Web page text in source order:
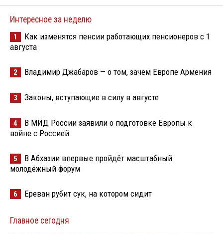
Интересное за неделю
1
Как изменятся пенсии работающих пенсионеров с 1
августа
2 Владимир Джабаров — о том, зачем Европе Армения
3 Законы, вступающие в силу в августе
4
В МИД России заявили о подготовке Европы к
войне с Россией
5
В Абхазии впервые пройдёт масштабный
молодёжный форум
6 Ереван рубит сук, на котором сидит
Главное сегодня